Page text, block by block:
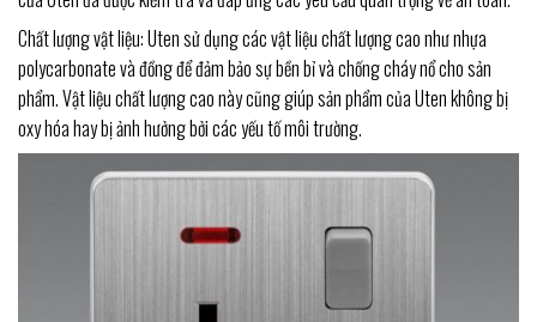
Chất lượng vật liệu: Uten sử dụng các vật liệu chất lượng cao như nhựa
polycarbonate và đồng để đảm bảo sự bền bỉ và chống cháy nổ cho sản
phẩm. Vật liệu chất lượng cao này cũng giúp sản phẩm của Uten không bị
oxy hóa hay bị ảnh hưởng bởi các yếu tố môi trường.